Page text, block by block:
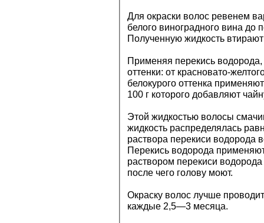
Для окраски волос ревенем
белого виноградного вина до
Полученную жидкость
Применяя перекись
оттенки: от красновато-
белокурого оттенка
100 г которого добавляют
Этой жидкостью волосы
жидкость распределялась
раствора перекиси водорода
Перекись водорода
раствором перекиси
после чего голову моют.
Окраску волос лучше
каждые 2,5—3 месяца.